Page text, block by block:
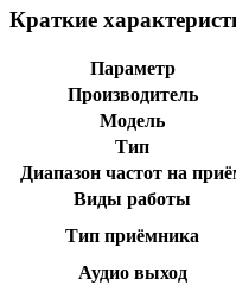
Краткие
Параметр
Производитель
Модель
Тип
Диапазон частот на
Виды работы
Тип приёмника
Аудио выход